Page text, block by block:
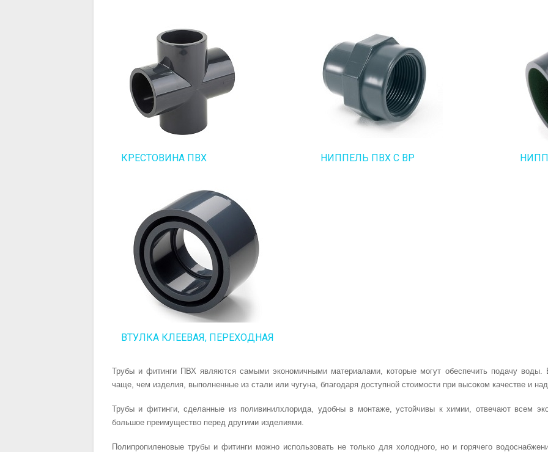
КРЕСТОВИНА ПВХ НИППЕЛЬ ПВХ С ВР
ВТУЛКА КЛЕЕВАЯ, ПЕРЕХОДНАЯ
Трубы и фитинги ПВХ являются самыми экономичными материалами, которые могут обеспечить подачу воды.
чаще, чем изделия, выполненные из стали или чугуна, благодаря доступной стоимости при высоком качестве и
Трубы и фитинги, сделанные из поливинилхлорида, удобны в монтаже, устойчивы к химии, отвечают всем
большое преимущество перед другими изделиями.
Полипропиленовые трубы и фитинги можно использовать не только для холодного, но и горячего